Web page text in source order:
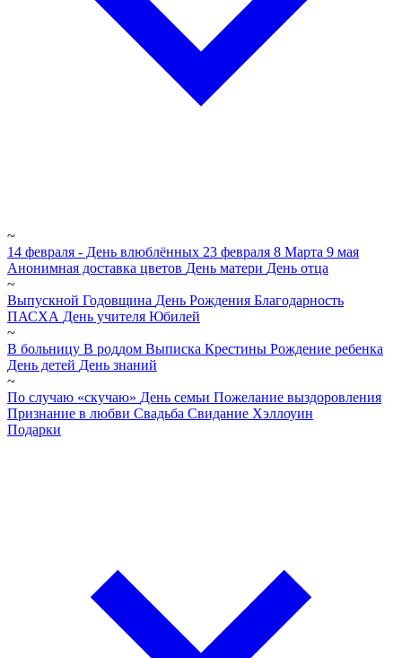
~
14 февраля - День влюблённых 23 февраля 8 Марта 9 мая
Анонимная доставка цветов День матери День отца
~
Выпускной Годовщина День Рождения Благодарность
ПАСХА День учителя Юбилей
~
В больницу В роддом Выписка Крестины Рождение ребенка
День детей День знаний
~
По случаю «скучаю» День семьи Пожелание выздоровления
Признание в любви Свадьба Свидание Хэллоуин
Подарки